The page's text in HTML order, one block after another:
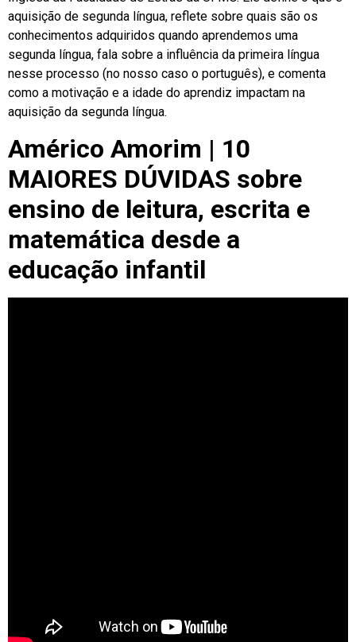
aquisição de segunda língua, reflete sobre quais são os
conhecimentos adquiridos quando aprendemos uma
segunda língua, fala sobre a influência da primeira língua
nesse processo (no nosso caso o português), e comenta
como a motivação e a idade do aprendiz impactam na
aquisição da segunda língua.
Américo Amorim | 10
MAIORES DÚVIDAS sobre
ensino de leitura, escrita e
matemática desde a
educação infantil